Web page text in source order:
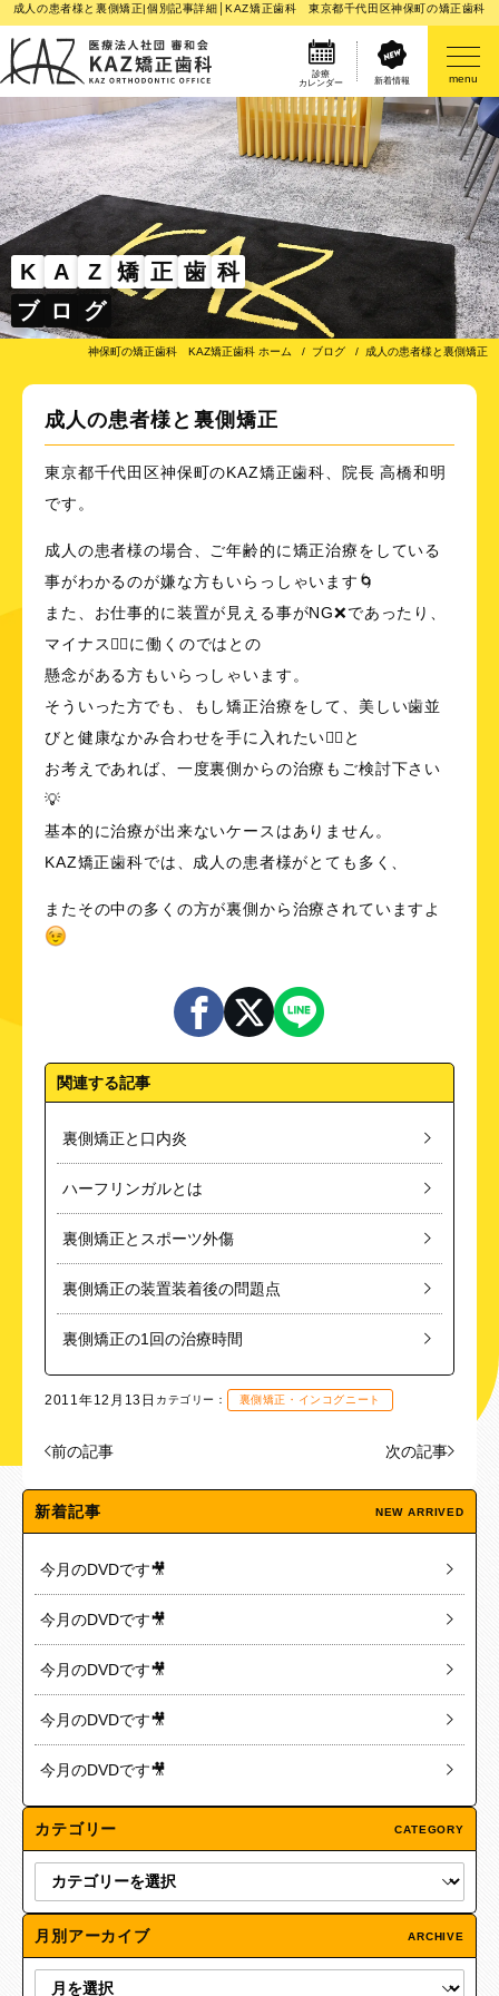
成人の患者様と裏側矯正|個別記事詳細│KAZ矯正歯科 東京都千代田区神保町の矯正歯科
診療
カレンダー
新着情報 menu
K A Z 矯 正 歯 科
ブ ロ グ
神保町の矯正歯科 KAZ矯正歯科 ホーム ブログ 成人の患者様と裏側矯正
成人の患者様と裏側矯正
東京都千代田区神保町のKAZ矯正歯科、院長 高橋和明
です。
成人の患者様の場合、ご年齢的に矯正治療をしている
事がわかるのが嫌な方もいらっしゃいます🌀
また、お仕事的に装置が見える事がNG❌であったり、
マイナス👎🏻に働くのではとの
懸念がある方もいらっしゃいます。
そういった方でも、もし矯正治療をして、美しい歯並
びと健康なかみ合わせを手に入れたい✊🏻と
お考えであれば、一度裏側からの治療もご検討下さい
💡
基本的に治療が出来ないケースはありません。
KAZ矯正歯科では、成人の患者様がとても多く、
またその中の多くの方が裏側から治療されていますよ
関連する記事
裏側矯正と口内炎
ハーフリンガルとは
裏側矯正とスポーツ外傷
裏側矯正の装置装着後の問題点
裏側矯正の1回の治療時間
2011年12月13日 カテゴリー： 裏側矯正・インコグニート
前の記事 次の記事
新着記事 NEW ARRIVED
今月のDVDです🎥
今月のDVDです🎥
今月のDVDです🎥
今月のDVDです🎥
今月のDVDです🎥
カテゴリー CATEGORY
月別アーカイブ ARCHIVE
医院案内
矯正歯科治療のご案内
矯正装置のご紹介
その他